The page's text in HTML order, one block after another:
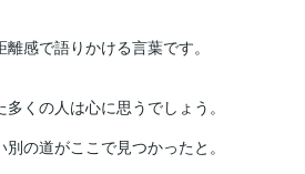
感で語りかける言葉です。
くの人は心に思うでしょう。
の道がここで見つかったと。